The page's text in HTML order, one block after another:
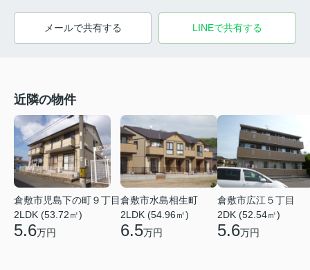
メールで共有する LINEで共有する
近隣の物件
倉敷市児島下の町９丁目
2LDK (53.72㎡)
5.6万円
倉敷市水島相生町
2LDK (54.96㎡)
6.5万円
倉敷市広江５丁目
2DK (52.54㎡)
5.6万円